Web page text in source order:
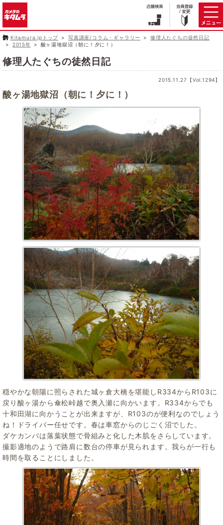
Kitamura.jpトップ 写真講座/コラム・ギャラリー
修理人たぐちの徒然日記
2015年
酸ヶ湯地獄沼（朝に！夕に！）
修理人たぐちの徒然日記
2015.11.27【Vol.1294】
酸ヶ湯地獄沼（朝に！夕に！）
穏やかな朝陽に照らされた城ヶ倉大橋を堪能しR334からR103に
戻り酸ヶ湯から傘松峠越で奥入瀬に向かいます。R334からでも
十和田湖に向かうことが出来ますが、R103のが便利なのでしょう
ね！ドライバー任せです。春は車窓からのじごく沼でした。
ダケカンバは落葉状態で骨組みと化した木肌をさらしています。
撮影適地のようで路肩に数台の停車が見られます。我らが一行も
時間を取ることにしました。